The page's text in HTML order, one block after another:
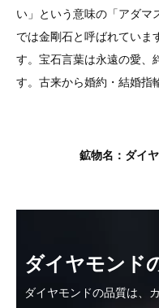
い」という意味の「アダマ
では金剛石と呼ばれていま
す。宝石言葉は永遠の愛、
す。古来から婚約・結婚指
鉱物名：ダイ
ダイヤモンド
ダイヤモンドの品質は、